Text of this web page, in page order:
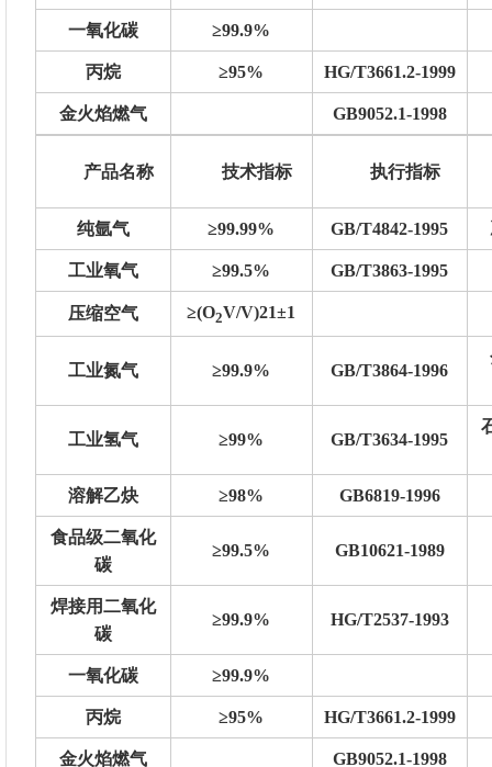
一氧化碳 ≥99.9%
丙烷 ≥95% HG/T3661.2-1999
金火焰燃气 GB9052.1-1998
产品名称 技术指标 执行指标
纯氩气 ≥99.99% GB/T4842-1995
工业氧气 ≥99.5% GB/T3863-1995
压缩空气 ≥(O2V/V)21±1
工业氮气 ≥99.9% GB/T3864-1996
工业氢气 ≥99% GB/T3634-1995
溶解乙炔 ≥98% GB6819-1996
食品级二氧化
碳
≥99.5% GB10621-1989
焊接用二氧化
碳
≥99.9% HG/T2537-1993
一氧化碳 ≥99.9%
丙烷 ≥95% HG/T3661.2-1999
金火焰燃气 GB9052.1-1998